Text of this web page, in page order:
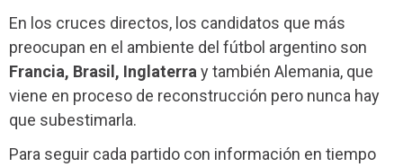
En los cruces directos, los candidatos que más
preocupan en el ambiente del fútbol argentino son
Francia, Brasil, Inglaterra y también Alemania, que
viene en proceso de reconstrucción pero nunca hay
que subestimarla.
Para seguir cada partido con información en tiempo